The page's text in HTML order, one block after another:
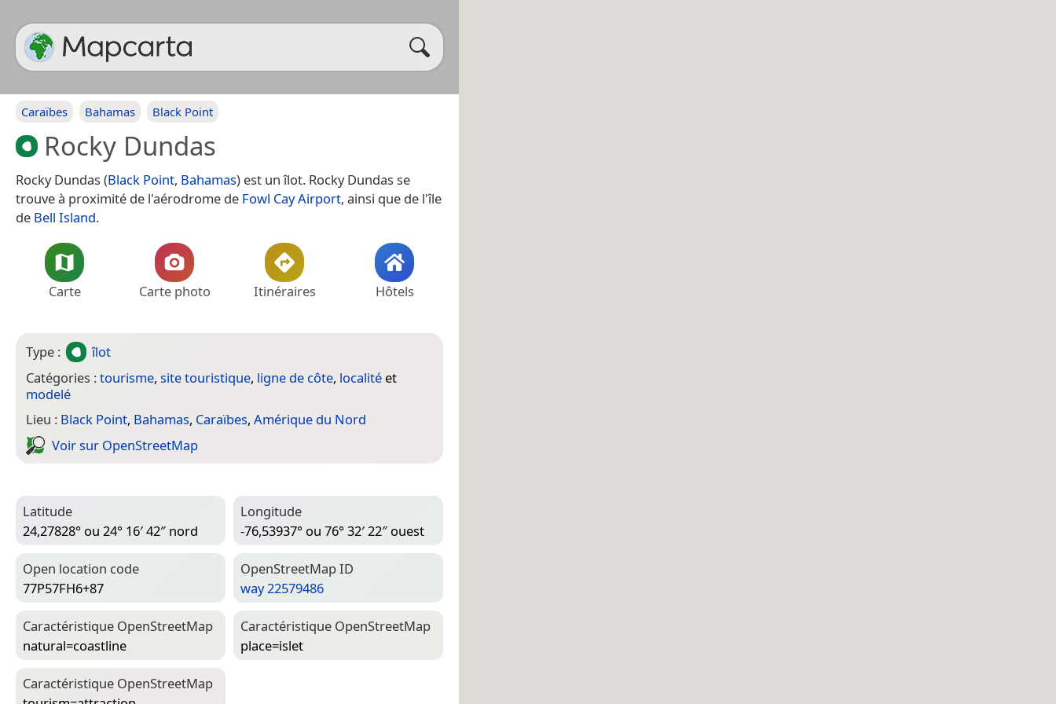
Caraïbes Bahamas Black Point
Rocky Dundas
Rocky Dundas (Black Point, Bahamas) est un îlot. Rocky Dundas se
trouve à proximité de l'aérodrome de Fowl Cay Airport, ainsi que de l'île
de Bell Island.
Carte Carte photo Itinéraires Hôtels
Type :
îlot
Catégories :tourisme, site touristique, ligne de côte, localité et
modelé
Lieu : Black Point, Bahamas, Caraïbes, Amérique du Nord
Voir sur Open­Street­Map
Latitude
24,27828° ou 24° 16′ 42″ nord
Longitude
-76,53937° ou 76° 32′ 22″ ouest
Open location code
77P57FH6+87
Open­Street­Map ID
way 22579486
Caractéristique Open­Street­Map
natural=­coastline
Caractéristique Open­Street­Map
place=­islet
Caractéristique Open­Street­Map